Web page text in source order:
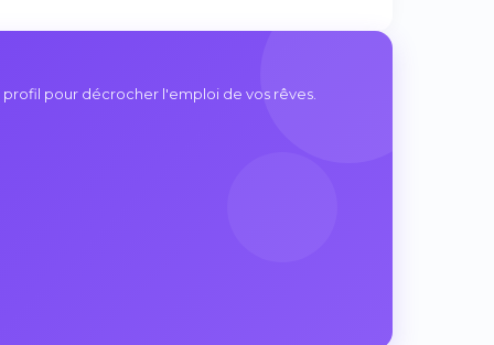
pour décrocher l'emploi de vos rêves.